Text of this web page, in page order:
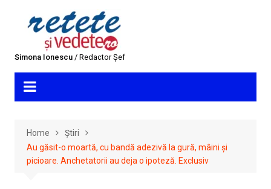
Simona Ionescu/ Redactor Șef
Home
Știri
Au găsit-o moartă, cu bandă adezivă la gură, mâini și
picioare. Anchetatorii au deja o ipoteză. Exclusiv